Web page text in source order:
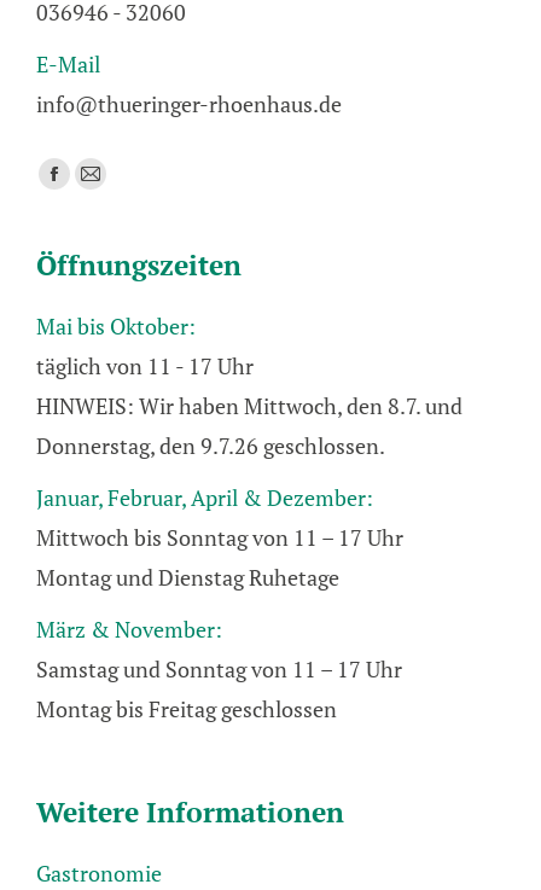
036946 - 32060
E-Mail
info@thueringer-rhoenhaus.de
Finden Sie uns auf:
Facebook
opens
in
new
E-
opens
in
window
Öffnungszeiten
Mai bis Oktober:
täglich von 11 - 17 Uhr
HINWEIS: Wir haben Mittwoch, den 8.7. und
Donnerstag, den 9.7.26 geschlossen.
Januar, Februar, April & Dezember:
Mittwoch bis Sonntag von 11 – 17 Uhr
Montag und Dienstag Ruhetage
März & November:
Samstag und Sonntag von 11 – 17 Uhr
Montag bis Freitag geschlossen
Weitere Informationen
Gastronomie